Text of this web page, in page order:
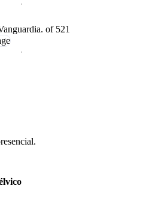
.
. of 521